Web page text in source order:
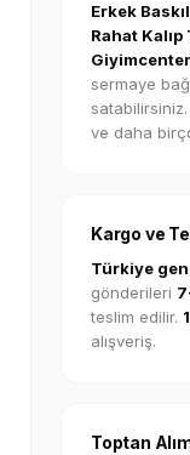
Erkek
Rahat
Giyimcenter
sermaye
ve daha
Kargo ve
Türkiye
gönderileri
teslim edilir.
alışveriş.
Toptan